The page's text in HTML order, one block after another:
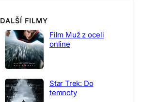
DALŠÍ FILMY
Film Muž z oceli
online
Star Trek: Do
temnoty